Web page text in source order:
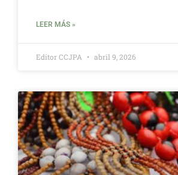
LEER MÁS »
Editor CCJPA abril 9, 2026